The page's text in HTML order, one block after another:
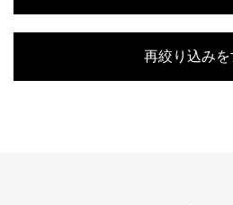
再絞り込みを